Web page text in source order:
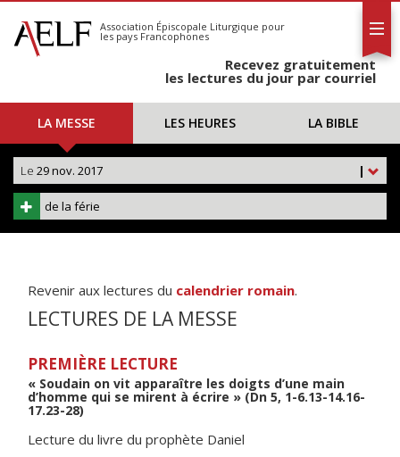
S'abonner
Calendrier
Association Épiscopale Liturgique pour
les pays Francophones
Recevez gratuitement
les lectures du jour par courriel
LA MESSE LES HEURES LA BIBLE
|
Le 29 nov. 2017
de la férie
Revenir aux lectures du calendrier romain.
LECTURES DE LA MESSE
PREMIÈRE LECTURE
« Soudain on vit apparaître les doigts d’une main
d’homme qui se mirent à écrire » (Dn 5, 1-6.13-14.16-
17.23-28)
Lecture du livre du prophète Daniel